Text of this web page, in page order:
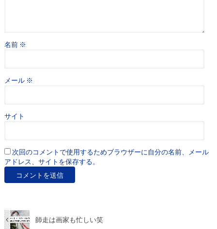
名前 ※
メール ※
サイト
次回のコメントで使用するためブラウザーに自分の名前、メール
アドレス、サイトを保存する。
師走は画家も忙しい笑